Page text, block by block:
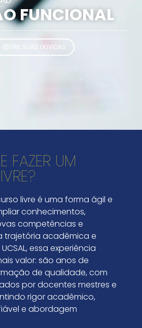
FUNCIONAL
TIRE SUAS DÚVIDAS
FAZER UM
livre é uma forma ágil e
conhecimentos,
competências e
trajetória acadêmica e
essa experiência
valor: são anos de
de qualidade, com
por docentes mestres e
rigor acadêmico,
e abordagem